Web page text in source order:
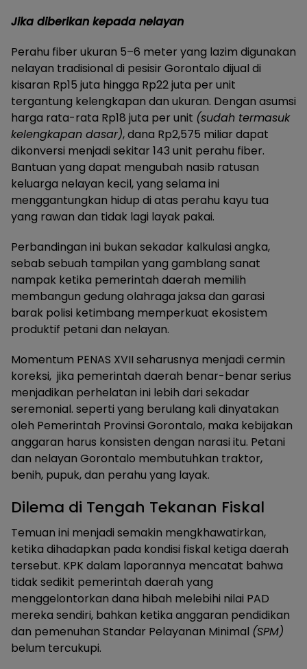
Jika diberikan kepada nelayan
Perahu fiber ukuran 5–6 meter yang lazim digunakan
nelayan tradisional di pesisir Gorontalo dijual di
kisaran Rp15 juta hingga Rp22 juta per unit
tergantung kelengkapan dan ukuran. Dengan asumsi
harga rata-rata Rp18 juta per unit (sudah termasuk
kelengkapan dasar), dana Rp2,575 miliar dapat
dikonversi menjadi sekitar 143 unit perahu fiber.
Bantuan yang dapat mengubah nasib ratusan
keluarga nelayan kecil, yang selama ini
menggantungkan hidup di atas perahu kayu tua
yang rawan dan tidak lagi layak pakai.
Perbandingan ini bukan sekadar kalkulasi angka,
sebab sebuah tampilan yang gamblang sanat
nampak ketika pemerintah daerah memilih
membangun gedung olahraga jaksa dan garasi
barak polisi ketimbang memperkuat ekosistem
produktif petani dan nelayan.
Momentum PENAS XVII seharusnya menjadi cermin
koreksi, jika pemerintah daerah benar-benar serius
menjadikan perhelatan ini lebih dari sekadar
seremonial. seperti yang berulang kali dinyatakan
oleh Pemerintah Provinsi Gorontalo, maka kebijakan
anggaran harus konsisten dengan narasi itu. Petani
dan nelayan Gorontalo membutuhkan traktor,
benih, pupuk, dan perahu yang layak.
Dilema di Tengah Tekanan Fiskal
Temuan ini menjadi semakin mengkhawatirkan,
ketika dihadapkan pada kondisi fiskal ketiga daerah
tersebut. KPK dalam laporannya mencatat bahwa
tidak sedikit pemerintah daerah yang
menggelontorkan dana hibah melebihi nilai PAD
mereka sendiri, bahkan ketika anggaran pendidikan
dan pemenuhan Standar Pelayanan Minimal (SPM)
belum tercukupi.